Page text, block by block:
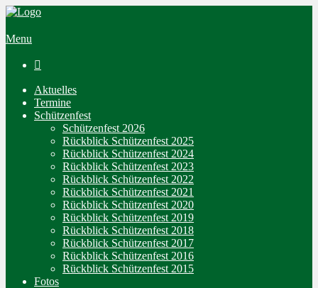
Menu

Aktuelles
Termine
Schützenfest
Schützenfest 2026
Rückblick Schützenfest 2025
Rückblick Schützenfest 2024
Rückblick Schützenfest 2023
Rückblick Schützenfest 2022
Rückblick Schützenfest 2021
Rückblick Schützenfest 2020
Rückblick Schützenfest 2019
Rückblick Schützenfest 2018
Rückblick Schützenfest 2017
Rückblick Schützenfest 2016
Rückblick Schützenfest 2015
Fotos